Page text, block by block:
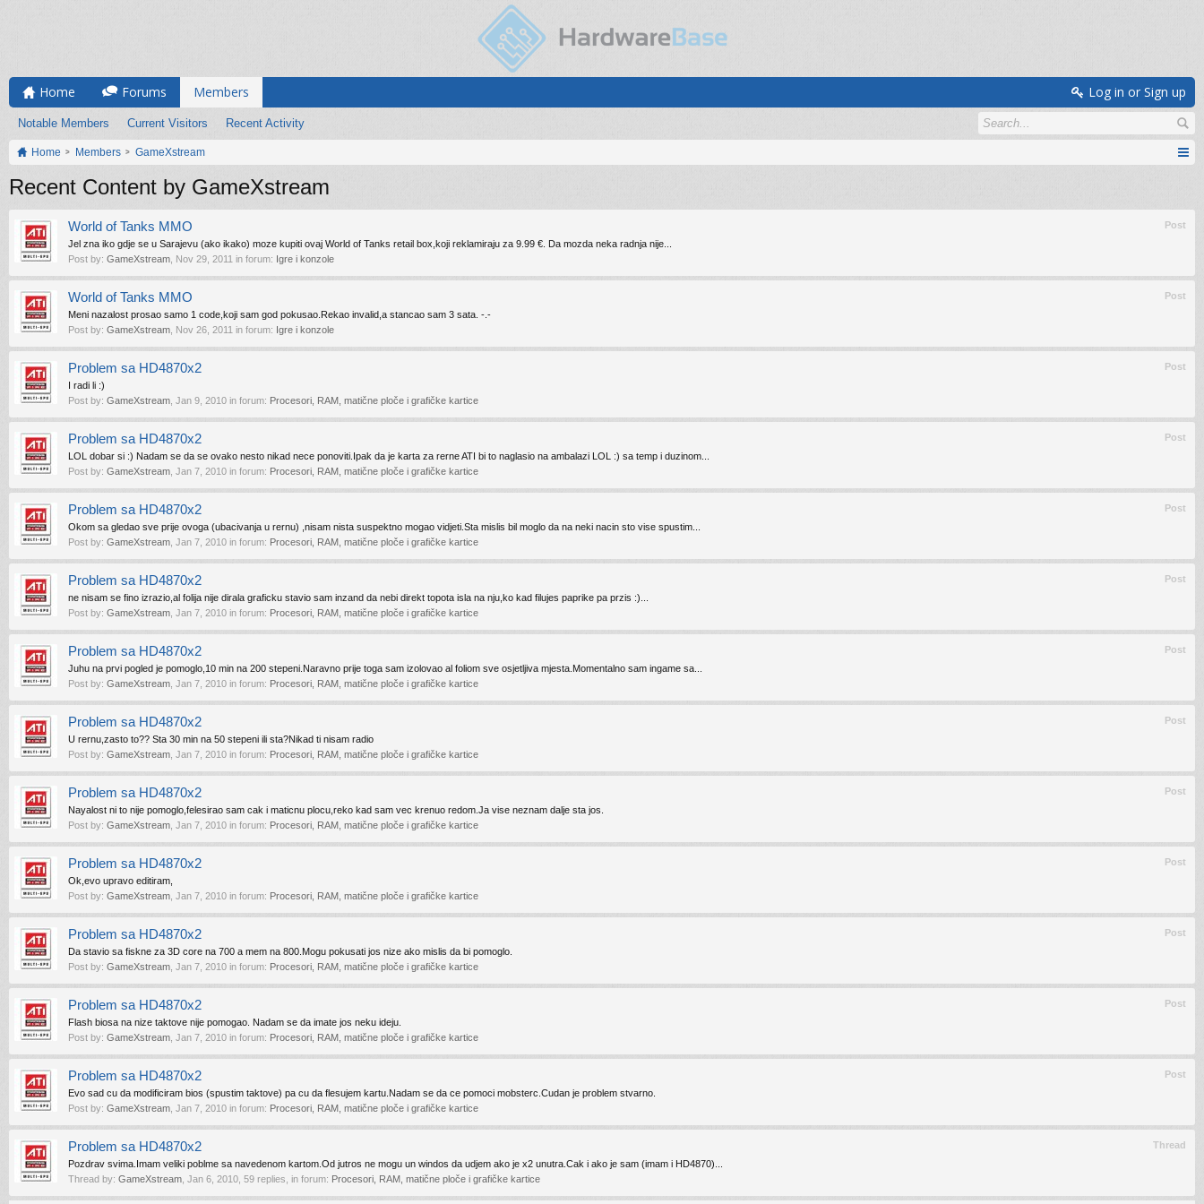
Home Forums Members
Notable Members Current Visitors Recent Activity
Log in or Sign up
Home Members GameXstream
Recent Content by GameXstream
Post
World of Tanks MMO
Jel zna iko gdje se u Sarajevu (ako ikako) moze kupiti ovaj World of Tanks retail box,koji reklamiraju za 9.99 €. Da mozda neka radnja nije...
Post by: GameXstream Nov 29, 2011 in forum: Igre i konzole
Post
World of Tanks MMO
Meni nazalost prosao samo 1 code,koji sam god pokusao.Rekao invalid,a stancao sam 3 sata. -.-
Post by: GameXstream Nov 26, 2011 in forum: Igre i konzole
Post
Problem sa HD4870x2
I radi li :)
Post by: GameXstream Jan 9, 2010 in forum: Procesori, RAM, matične ploče i grafičke kartice
Post
Problem sa HD4870x2
LOL dobar si :) Nadam se da se ovako nesto nikad nece ponoviti.Ipak da je karta za rerne ATI bi to naglasio na ambalazi LOL :) sa temp i duzinom...
Post by: GameXstream Jan 7, 2010 in forum: Procesori, RAM, matične ploče i grafičke kartice
Post
Problem sa HD4870x2
Okom sa gledao sve prije ovoga (ubacivanja u rernu) ,nisam nista suspektno mogao vidjeti.Sta mislis bil moglo da na neki nacin sto vise spustim...
Post by: GameXstream Jan 7, 2010 in forum: Procesori, RAM, matične ploče i grafičke kartice
Post
Problem sa HD4870x2
ne nisam se fino izrazio,al folija nije dirala graficku stavio sam inzand da nebi direkt topota isla na nju,ko kad filujes paprike pa przis :)...
Post by: GameXstream Jan 7, 2010 in forum: Procesori, RAM, matične ploče i grafičke kartice
Post
Problem sa HD4870x2
Juhu na prvi pogled je pomoglo,10 min na 200 stepeni.Naravno prije toga sam izolovao al foliom sve osjetljiva mjesta.Momentalno sam ingame sa...
Post by: GameXstream Jan 7, 2010 in forum: Procesori, RAM, matične ploče i grafičke kartice
Post
Problem sa HD4870x2
U rernu,zasto to?? Sta 30 min na 50 stepeni ili sta?Nikad ti nisam radio
Post by: GameXstream Jan 7, 2010 in forum: Procesori, RAM, matične ploče i grafičke kartice
Post
Problem sa HD4870x2
Nayalost ni to nije pomoglo,felesirao sam cak i maticnu plocu,reko kad sam vec krenuo redom.Ja vise neznam dalje sta jos.
Post by: GameXstream Jan 7, 2010 in forum: Procesori, RAM, matične ploče i grafičke kartice
Post
Problem sa HD4870x2
Ok,evo upravo editiram,
Post by: GameXstream Jan 7, 2010 in forum: Procesori, RAM, matične ploče i grafičke kartice
Post
Problem sa HD4870x2
Da stavio sa fiskne za 3D core na 700 a mem na 800.Mogu pokusati jos nize ako mislis da bi pomoglo.
Post by: GameXstream Jan 7, 2010 in forum: Procesori, RAM, matične ploče i grafičke kartice
Post
Problem sa HD4870x2
Flash biosa na nize taktove nije pomogao. Nadam se da imate jos neku ideju.
Post by: GameXstream Jan 7, 2010 in forum: Procesori, RAM, matične ploče i grafičke kartice
Post
Problem sa HD4870x2
Evo sad cu da modificiram bios (spustim taktove) pa cu da flesujem kartu.Nadam se da ce pomoci mobsterc.Cudan je problem stvarno.
Post by: GameXstream Jan 7, 2010 in forum: Procesori, RAM, matične ploče i grafičke kartice
Thread
Problem sa HD4870x2
Pozdrav svima.Imam veliki poblme sa navedenom kartom.Od jutros ne mogu un windos da udjem ako je x2 unutra.Cak i ako je sam (imam i HD4870)...
Thread by: GameXstream Jan 6, 2010 , 59 replies, in forum: Procesori, RAM, matične ploče i grafičke kartice